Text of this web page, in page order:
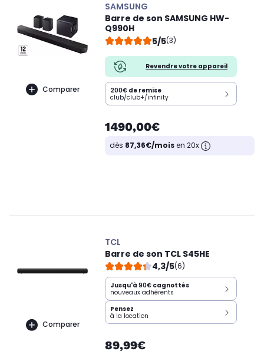
Comparer
SAMSUNG
Barre de son SAMSUNG HW-
Q990H
5/5(3)
Revendre votre appareil
200€ de remise
club/club+/infinity
1490,00€
dès 87,36€/moisen 20x
Comparer
TCL
Barre de son TCL S45HE
4,3/5(6)
Jusqu'à 90€ cagnottés
nouveaux adhérents
Pensez
à la location
89,99€